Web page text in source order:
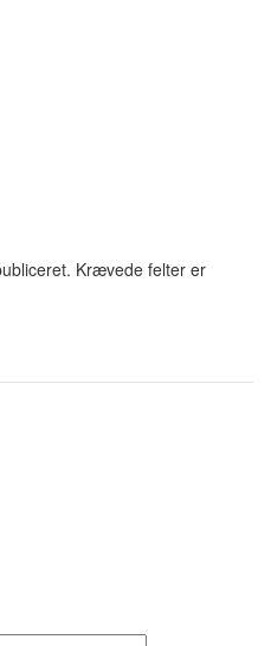
Krævede felter er